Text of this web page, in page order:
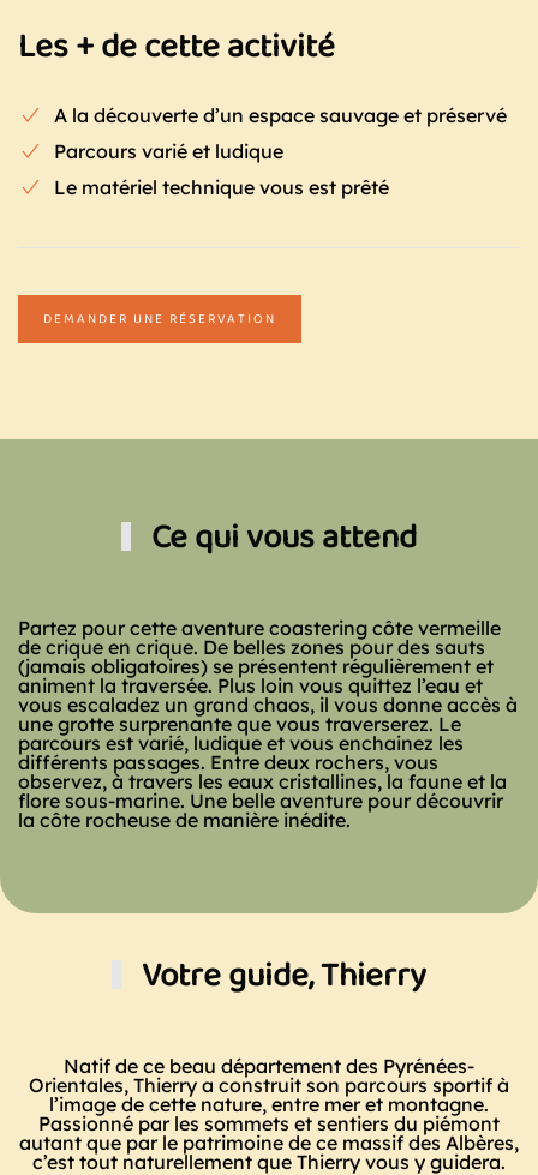
Les + de cette activité
A la découverte d’un espace sauvage et préservé
Parcours varié et ludique
Le matériel technique vous est prêté
DEMANDER UNE RÉSERVATION
Ce qui vous attend
Partez pour cette aventure coastering côte vermeille
de crique en crique. De belles zones pour des sauts
(jamais obligatoires) se présentent régulièrement et
animent la traversée. Plus loin vous quittez l’eau et
vous escaladez un grand chaos, il vous donne accès à
une grotte surprenante que vous traverserez. Le
parcours est varié, ludique et vous enchainez les
différents passages. Entre deux rochers, vous
observez, à travers les eaux cristallines, la faune et la
flore sous-marine. Une belle aventure pour découvrir
la côte rocheuse de manière inédite.
Votre guide, Thierry
Natif de ce beau département des Pyrénées-
Orientales, Thierry a construit son parcours sportif à
l’image de cette nature, entre mer et montagne.
Passionné par les sommets et sentiers du piémont
autant que par le patrimoine de ce massif des Albères,
c’est tout naturellement que Thierry vous y guidera.